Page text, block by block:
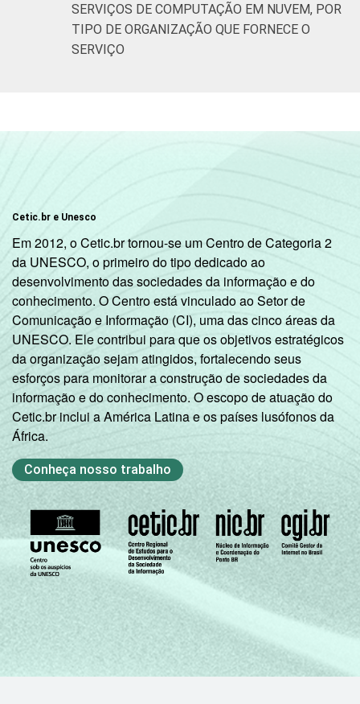
SERVIÇOS DE COMPUTAÇÃO EM NUVEM, POR
TIPO DE ORGANIZAÇÃO QUE FORNECE O
SERVIÇO
Cetic.br e Unesco
Em 2012, o Cetic.br tornou-se um Centro de Categoria 2
da UNESCO, o primeiro do tipo dedicado ao
desenvolvimento das sociedades da informação e do
conhecimento. O Centro está vinculado ao Setor de
Comunicação e Informação (CI), uma das cinco áreas da
UNESCO. Ele contribui para que os objetivos estratégicos
da organização sejam atingidos, fortalecendo seus
esforços para monitorar a construção de sociedades da
informação e do conhecimento. O escopo de atuação do
Cetic.br inclui a América Latina e os países lusófonos da
África.
Conheça nosso trabalho